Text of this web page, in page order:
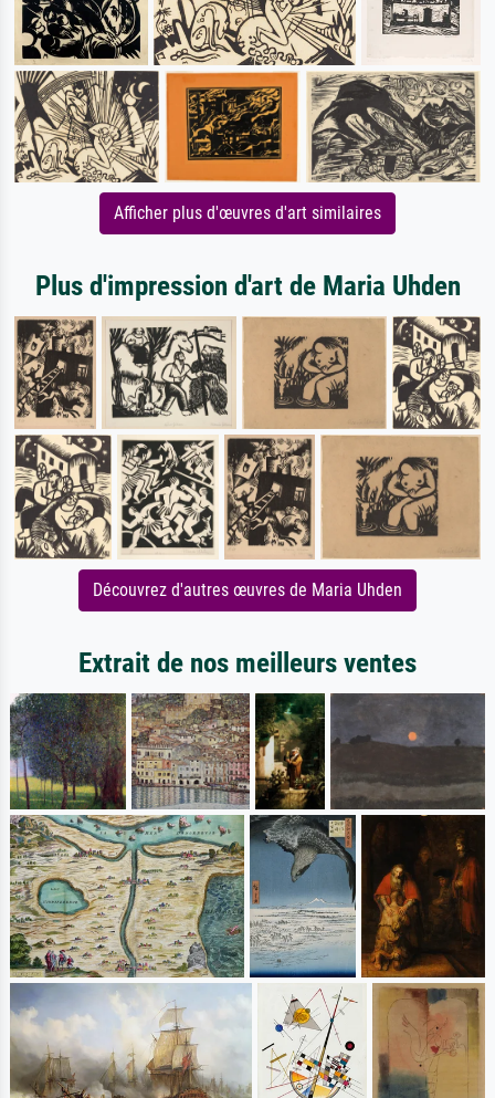
Afficher plus d'œuvres d'art similaires
Plus d'impression d'art de Maria Uhden
Découvrez d'autres œuvres de Maria Uhden
Extrait de nos meilleurs ventes